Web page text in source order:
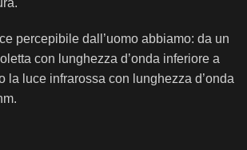
percepibile dall’uomo abbiamo: da un
con lunghezza d’onda inferiore a
la luce infrarossa con lunghezza d’onda